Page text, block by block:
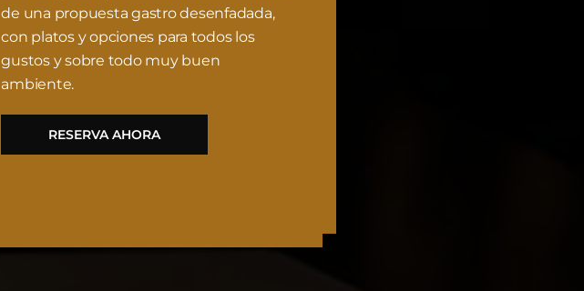
de una propuesta gastro desenfadada,
con platos y opciones para todos los
gustos y sobre todo muy buen
ambiente.
RESERVA AHORA